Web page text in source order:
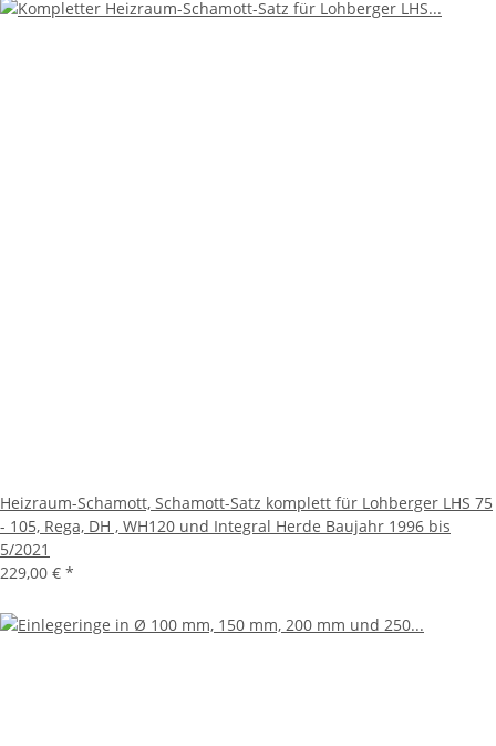
Heizraum-Schamott, Schamott-Satz komplett für Lohberger LHS 75
- 105, Rega, DH , WH120 und Integral Herde Baujahr 1996 bis
5/2021
229,00 € *